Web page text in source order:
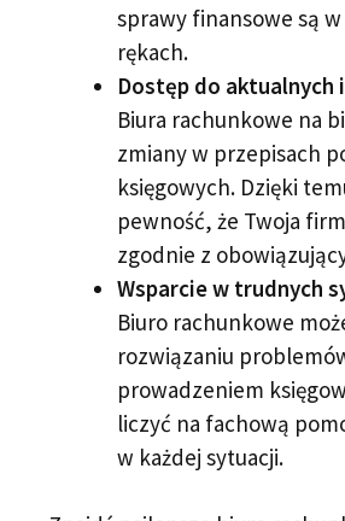
sprawy finansowe są
rękach.
Dostęp do aktualnych
Biura rachunkowe na
zmiany w przepisach
księgowych. Dzięki
pewność, że Twoja
zgodnie z
Wsparcie w trudnych
Biuro rachunkowe
rozwiązaniu
prowadzeniem
liczyć na fachową
w każdej sytuacji.